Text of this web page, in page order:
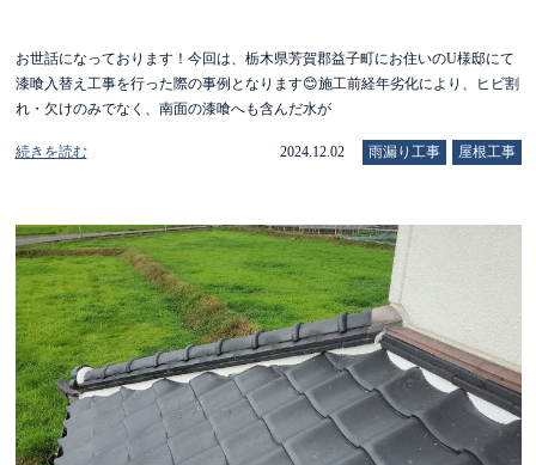
お世話になっております！今回は、栃木県芳賀郡益子町にお住いのU様邸にて
漆喰入替え工事を行った際の事例となります😊施工前経年劣化により、ヒビ割
れ・欠けのみでなく、南面の漆喰へも含んだ水が
続きを読む 2024.12.02 雨漏り工事 屋根工事